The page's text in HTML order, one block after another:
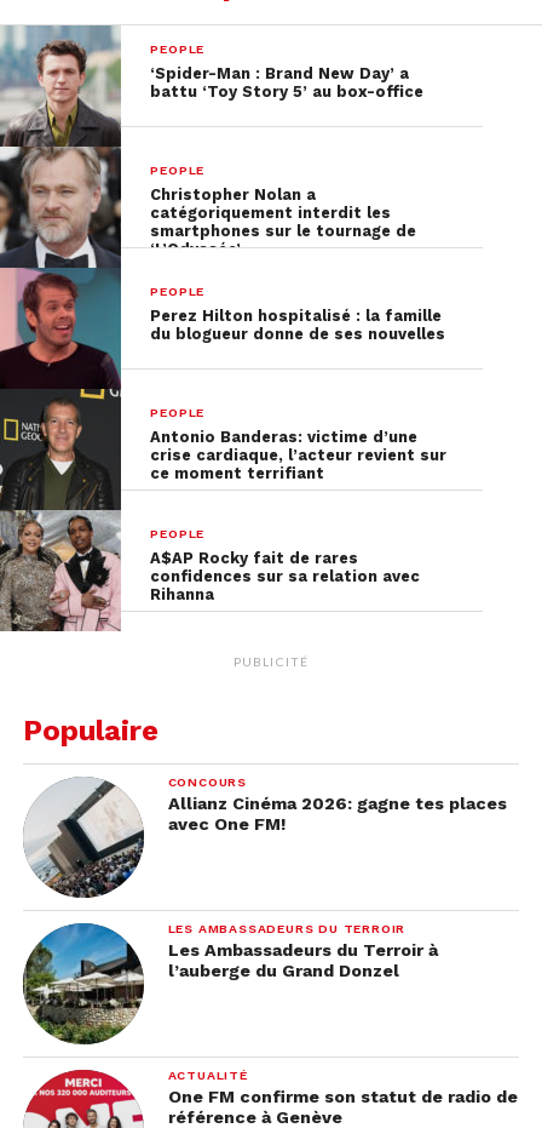
dans la deuxième saison de la série d’Apple TV+
« Servant ».
PEOPLE
‘Spider-Man : Brand New Day’ a
battu ‘Toy Story 5’ au box-office
PEOPLE
Christopher Nolan a
catégoriquement interdit les
smartphones sur le tournage de
‘L’Odyssée’
PEOPLE
Perez Hilton hospitalisé : la famille
du blogueur donne de ses nouvelles
PEOPLE
Antonio Banderas: victime d’une
crise cardiaque, l’acteur revient sur
ce moment terrifiant
PEOPLE
A$AP Rocky fait de rares
confidences sur sa relation avec
Rihanna
PUBLICITÉ
Populaire
CONCOURS
Allianz Cinéma 2026: gagne tes places
avec One FM!
LES AMBASSADEURS DU TERROIR
Les Ambassadeurs du Terroir à
l’auberge du Grand Donzel
ACTUALITÉ
One FM confirme son statut de radio de
référence à Genève